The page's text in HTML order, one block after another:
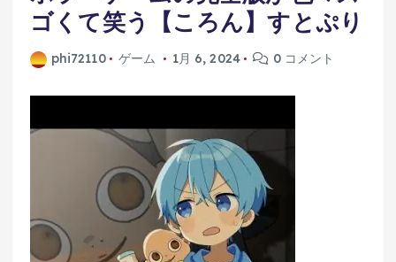
ゴくて笑う【ころん】すとぷり
phi72110 ゲーム 1月 6, 2024 0 コメント